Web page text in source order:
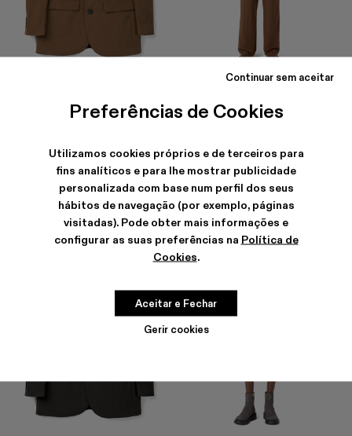
Preferências de Cookies
Utilizamos cookies próprios e de terceiros para
fins analíticos e para lhe mostrar publicidade
personalizada com base num perfil dos seus
hábitos de navegação (por exemplo, páginas
visitadas). Pode obter mais informações e
configurar as suas preferências na Política de
Cookies.
Gerir cookies
Continuar sem aceitar
Aceitar e Fechar
590 €
210 €
-40% 350 €